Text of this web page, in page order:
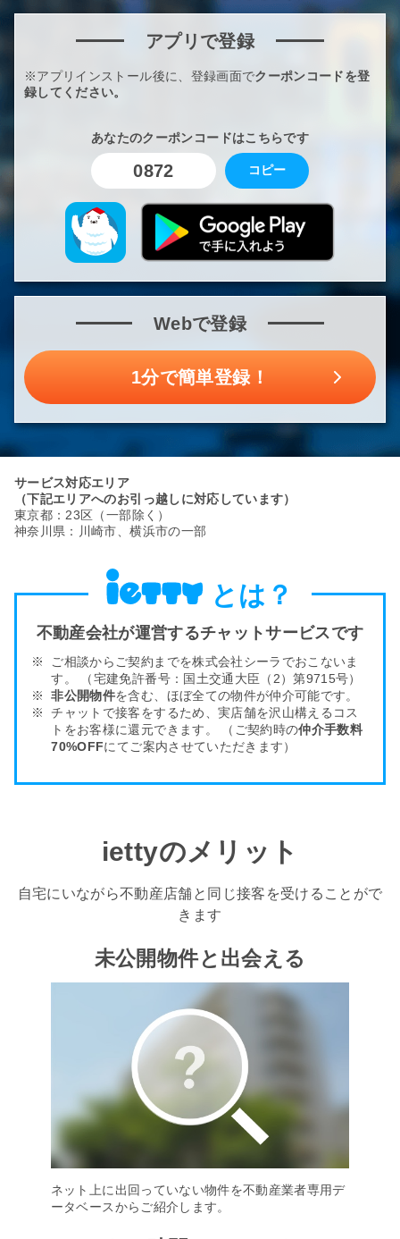
アプリで登録
※アプリインストール後に、登録画面でクーポンコードを登
録してください。
あなたのクーポンコードはこちらです
0872 コピー
Webで登録
1分で簡単登録！
サービス対応エリア
（下記エリアへのお引っ越しに対応しています）
東京都：23区（一部除く）
神奈川県：川崎市、横浜市の一部
とは？
不動産会社が運営するチャットサービスです
ご相談からご契約までを株式会社シーラでおこないま
す。
（宅建免許番号：国土交通大臣（2）第9715号）
非公開物件を含む、ほぼ全ての物件が仲介可能です。
チャットで接客をするため、実店舗を沢山構える コス
トをお客様に還元できます。 （ご契約時の仲介手数料
70%OFFにてご案内させていただきます）
iettyのメリット
自宅にいながら不動産店舗と同じ接客を受けることがで
きます
未公開物件と出会える
ネット上に出回っていない物件を不動産業者専用デ
ータベースからご紹介します。